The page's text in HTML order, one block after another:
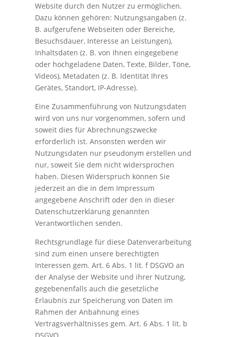
Website durch den Nutzer zu ermöglichen.
Dazu können gehören: Nutzungsangaben (z.
B. aufgerufene Webseiten oder Bereiche,
Besuchsdauer, Interesse an Leistungen),
Inhaltsdaten (z. B. von Ihnen eingegebene
oder hochgeladene Daten, Texte, Bilder, Töne,
Videos), Metadaten (z. B. Identität Ihres
Gerätes, Standort, IP-Adresse).
Eine Zusammenführung von Nutzungsdaten
wird von uns nur vorgenommen, sofern und
soweit dies für Abrechnungszwecke
erforderlich ist. Ansonsten werden wir
Nutzungsdaten nur pseudonym erstellen und
nur, soweit Sie dem nicht widersprochen
haben. Diesen Widerspruch können Sie
jederzeit an die in dem Impressum
angegebene Anschrift oder den in dieser
Datenschutzerklärung genannten
Verantwortlichen senden.
Rechtsgrundlage für diese Datenverarbeitung
sind zum einen unsere berechtigten
Interessen gem. Art. 6 Abs. 1 lit. f DSGVO an
der Analyse der Website und ihrer Nutzung,
gegebenenfalls auch die gesetzliche
Erlaubnis zur Speicherung von Daten im
Rahmen der Anbahnung eines
Vertragsverhältnisses gem. Art. 6 Abs. 1 lit. b
DSGVO.